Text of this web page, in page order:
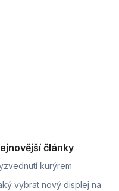
články
kurýrem
vybrat nový displej na